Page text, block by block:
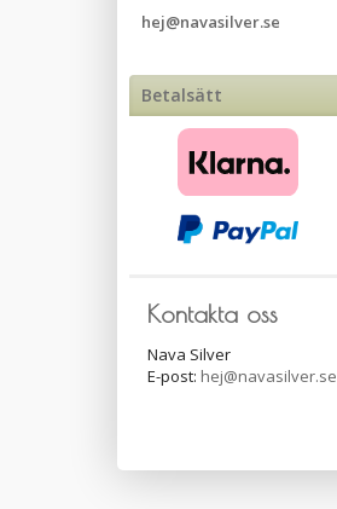
hej@navasilver.se
Betalsätt
Kontakta oss
Nava Silver
E-post: hej@navasilver.se